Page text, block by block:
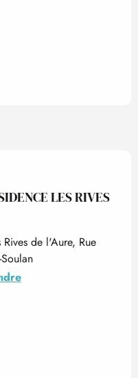
LES RIVES
de l'Aure, Rue